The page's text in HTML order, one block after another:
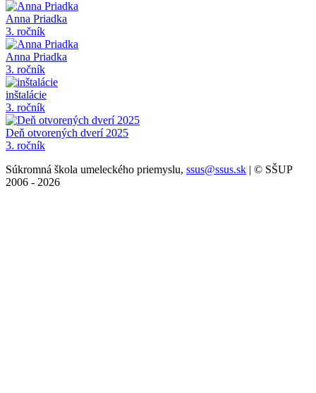
Anna Priadka
3. ročník
Anna Priadka
3. ročník
inštalácie
3. ročník
Deň otvorených dverí 2025
3. ročník
Súkromná škola umeleckého priemyslu, ssus@ssus.sk | © SŠUP
2006 - 2026